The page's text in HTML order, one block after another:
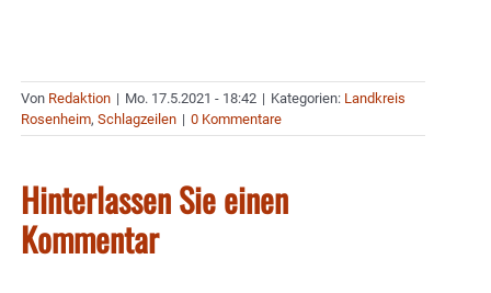
Von Redaktion | Mo. 17.5.2021 - 18:42 | Kategorien: Landkreis
Rosenheim, Schlagzeilen | 0 Kommentare
Hinterlassen Sie einen
Kommentar